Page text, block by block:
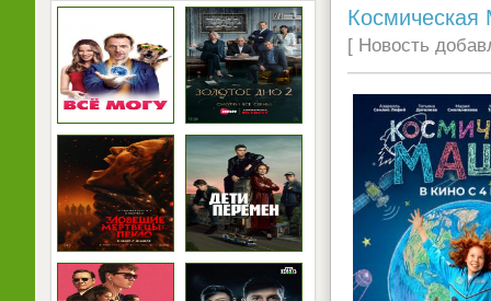
[ Новость